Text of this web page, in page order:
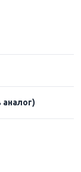
аналог)